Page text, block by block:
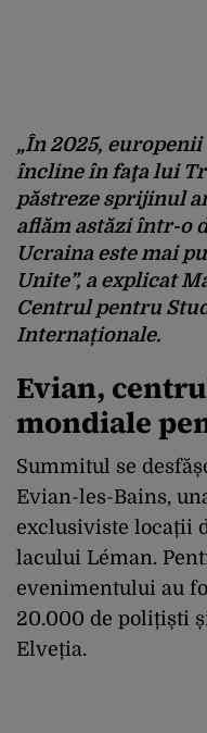
„În 2025, europenii
încline în faţa lui
păstreze sprijinul
aflăm astăzi într-o
Ucraina este mai
Unite”, a explicat
Centrul pentru
Internaționale.
Evian,
mondiale
Summitul se
Evian-les-Bains,
exclusiviste locații
lacului Léman.
evenimentului au
20.000 de polițiști
Elveția.